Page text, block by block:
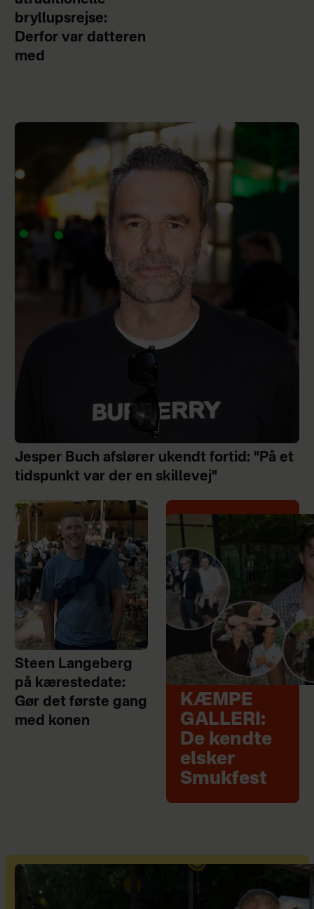
bryllupsrejse:
Derfor var datteren
med
Jesper Buch afslører ukendt fortid: "På et
tidspunkt var der en skillevej"
Steen Langeberg
på kærestedate:
Gør det første gang
med konen
KÆMPE
GALLERI:
De kendte
elsker
Smukfest